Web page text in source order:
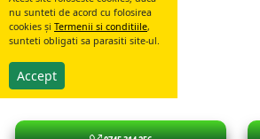
nu sunteti de acord cu folosirea
cookies și Termenii si conditiile,
sunteti obligati sa parasiti site-ul.
Accept